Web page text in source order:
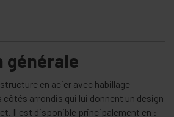
générale
en acier avec habillage
côtés arrondis qui lui donnent un design
Il est disponible principalement en :